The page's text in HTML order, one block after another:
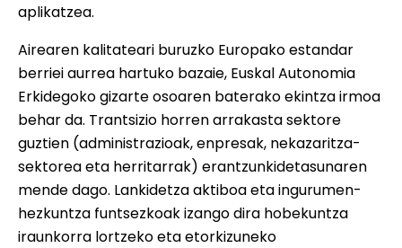
aplikatzea.
Airearen kalitateari buruzko Europako estandar
berriei aurrea hartuko bazaie, Euskal Autonomia
Erkidegoko gizarte osoaren baterako ekintza irmoa
behar da. Trantsizio horren arrakasta sektore
guztien (administrazioak, enpresak, nekazaritza-
sektorea eta herritarrak) erantzunkidetasunaren
mende dago. Lankidetza aktiboa eta ingurumen-
hezkuntza funtsezkoak izango dira hobekuntza
iraunkorra lortzeko eta etorkizuneko